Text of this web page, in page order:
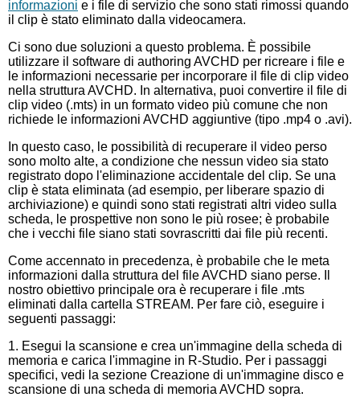
informazioni e i file di servizio che sono stati rimossi quando
il clip è stato eliminato dalla videocamera.
Ci sono due soluzioni a questo problema. È possibile
utilizzare il software di authoring AVCHD per ricreare i file e
le informazioni necessarie per incorporare il file di clip video
nella struttura AVCHD. In alternativa, puoi convertire il file di
clip video (.mts) in un formato video più comune che non
richiede le informazioni AVCHD aggiuntive (tipo .mp4 o .avi).
In questo caso, le possibilità di recuperare il video perso
sono molto alte, a condizione che nessun video sia stato
registrato dopo l'eliminazione accidentale del clip. Se una
clip è stata eliminata (ad esempio, per liberare spazio di
archiviazione) e quindi sono stati registrati altri video sulla
scheda, le prospettive non sono le più rosee; è probabile
che i vecchi file siano stati sovrascritti dai file più recenti.
Come accennato in precedenza, è probabile che le meta
informazioni dalla struttura del file AVCHD siano perse. Il
nostro obiettivo principale ora è recuperare i file .mts
eliminati dalla cartella STREAM. Per fare ciò, eseguire i
seguenti passaggi:
1. Esegui la scansione e crea un'immagine della scheda di
memoria e carica l'immagine in R-Studio. Per i passaggi
specifici, vedi la sezione Creazione di un'immagine disco e
scansione di una scheda di memoria AVCHD sopra.